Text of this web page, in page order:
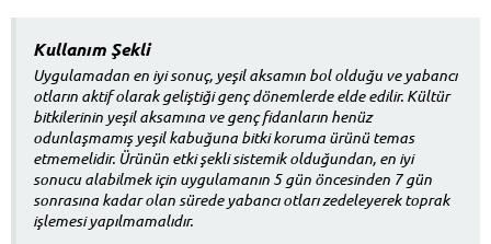
Kullanım Şekli
Uygulamadan en iyi sonuç, yeşil aksamın bol olduğu ve yabancı
otların aktif olarak geliştiği genç dönemlerde elde edilir. Kültür
bitkilerinin yeşil aksamına ve genç fidanların henüz
odunlaşmamış yeşil kabuğuna bitki koruma ürünü temas
etmemelidir. Ürünün etki şekli sistemik olduğundan, en iyi
sonucu alabilmek için uygulamanın 5 gün öncesinden 7 gün
sonrasına kadar olan sürede yabancı otları zedeleyerek toprak
işlemesi yapılmamalıdır.